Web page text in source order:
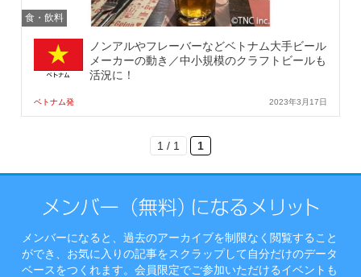
食・飲料
ノンアルやフレーバーなどベトナム大手ビール
メーカーの動き／中小規模のクラフトビールも
活況に！
ベトナム発 2023年3月17日
1 / 1 1
メンバーになると、過去のアーカイブを制限なく閲覧すること
ができ、お気に入りの記事をスクラップして自分だけのデータ
ベースをつくれます。会員限定でご参加いただけるイベントも